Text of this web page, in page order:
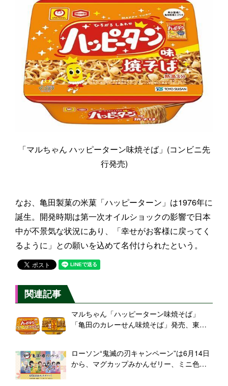
「マルちゃん ハッピーターン味焼そば」(コンビニ先
行発売)
なお、亀田製菓の米菓「ハッピーターン」は1976年に
誕生。開発時期は第一次オイルショックの影響で日本
中が不景気な状況にあり、「幸せがお客様に戻ってく
るように」との願いを込めて名付けられたという。
関連記事
マルちゃん「ハッピーターン味焼そば」
「亀田のカレーせん味焼そば」発売、東洋
ローソン“鬼滅の刃キャンペーン”は6月14日
から、マグカップみかんゼリー、ミニ色紙